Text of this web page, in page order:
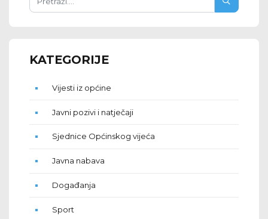
KATEGORIJE
Vijesti iz općine
Javni pozivi i natječaji
Sjednice Općinskog vijeća
Javna nabava
Događanja
Sport